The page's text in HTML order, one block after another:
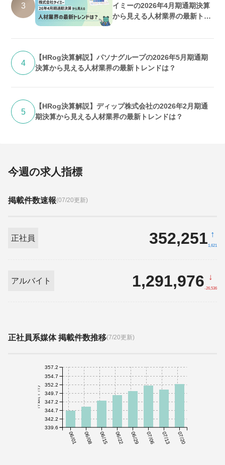
3
イミーの2026年4月期通期決算
から見える人材業界の最新トレ
4
【HRog決算解説】パソナグループの2026年5月期通期
決算から見える人材業界の最新トレンドは？
5
【HRog決算解説】ディップ株式会社の2026年2月期通
期決算から見える人材業界の最新トレンドは？
今週の求人指標
掲載件数速報(07/20更新)
正社員 352,251 ↑
1,621
アルバイト 1,291,976 ↓
-26,536
正社員系媒体 掲載件数推移(7/20更新)
06/01 06/08 06/15 06/22 06/29 07/06 07/13 07/20
件数(千件)
339.6
342.2
344.7
347.2
349.7
352.2
354.7
357.2